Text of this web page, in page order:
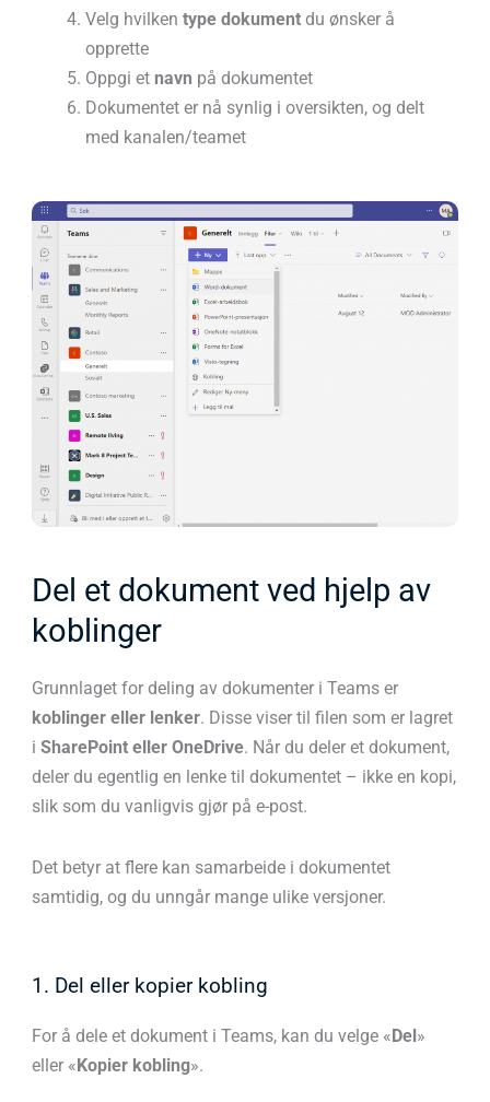
Velg hvilkentype dokument du ønsker å
opprette
Oppgi et navn på dokumentet
Dokumentet er nå synlig i oversikten, og delt
med kanalen/teamet
Del et dokument ved hjelp av
koblinger
Grunnlaget for deling av dokumenter i Teams er
koblinger eller lenker. Disse viser til filen som er lagret
i SharePoint eller OneDrive. Når du deler et dokument,
deler du egentlig en lenke til dokumentet – ikke en kopi,
slik som du vanligvis gjør på e-post.
Det betyr at flere kan samarbeide i dokumentet
samtidig, og du unngår mange ulike versjoner.
1. Del eller kopier kobling
For å dele et dokument i Teams, kan du velge «Del»
eller «Kopier kobling».